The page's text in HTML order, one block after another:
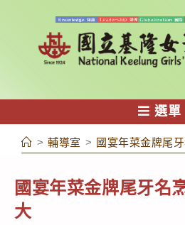
容
選單
> 輔導室 > 國宴年菜金牌尾
國宴年菜金牌尾牙名
大